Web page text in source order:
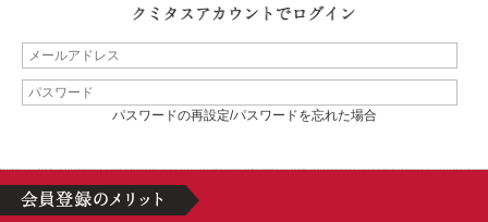
パスワードの再設定/パスワードを忘れた場合